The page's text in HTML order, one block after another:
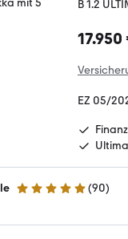
B 1.2
EZ 05/
4.8 Sterne (90)